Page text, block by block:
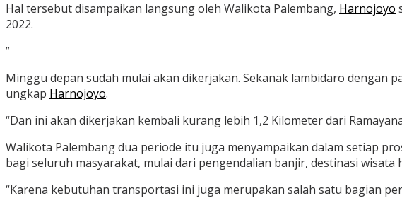
Hal tersebut disampaikan langsung oleh Walikota Palembang, Harnojoyo
2022.
”
Minggu depan sudah mulai akan dikerjakan. Sekanak lambidaro
ungkap Harnojoyo.
“Dan ini akan dikerjakan kembali kurang lebih 1,2 Kilometer dari
Walikota Palembang dua periode itu juga menyampaikan dalam setiap
bagi seluruh masyarakat, mulai dari pengendalian banjir, destinasi
“Karena kebutuhan transportasi ini juga merupakan salah satu bagian